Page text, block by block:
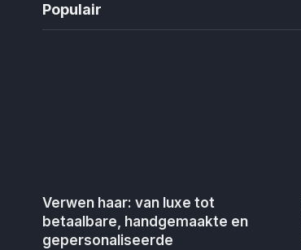
Populair
Verwen haar: van luxe tot
betaalbare, handgemaakte en
gepersonaliseerde